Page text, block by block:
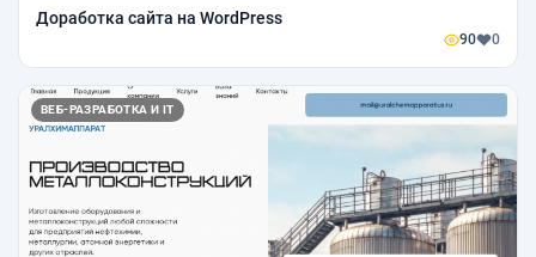
Доработка сайта на WordPress
90 0
ВЕБ-РАЗРАБОТКА И IT